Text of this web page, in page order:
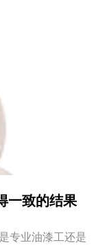
积极向多元化国际
一致的结果
专业油漆工还是